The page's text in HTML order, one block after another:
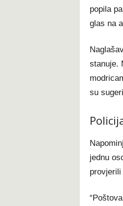
popila
glas na
stanuje.
su
jednu
provjerili